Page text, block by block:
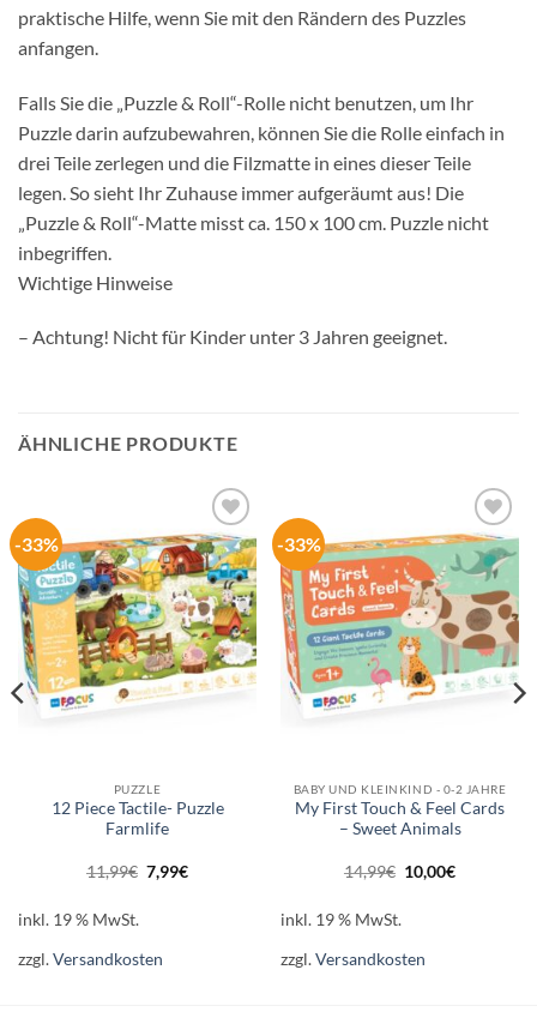
praktische Hilfe, wenn Sie mit den Rändern des Puzzles
anfangen.
Falls Sie die „Puzzle & Roll“-Rolle nicht benutzen, um Ihr
Puzzle darin aufzubewahren, können Sie die Rolle einfach in
drei Teile zerlegen und die Filzmatte in eines dieser Teile
legen. So sieht Ihr Zuhause immer aufgeräumt aus! Die
„Puzzle & Roll“-Matte misst ca. 150 x 100 cm. Puzzle nicht
inbegriffen.
Wichtige Hinweise
– Achtung! Nicht für Kinder unter 3 Jahren geeignet.
ÄHNLICHE PRODUKTE
-33%
Auf die
Wunschliste
PUZZLE
12 Piece Tactile- Puzzle
Farmlife
11,99€ Ursprünglicher
Preis
7,99€Aktueller
inkl. 19 % MwSt.
zzgl.Versandkosten
-33%
Auf die
Wunschliste
BABY UND KLEINKIND - 0-2 JAHRE
My First Touch & Feel Cards
– Sweet Animals
14,99€ Ursprünglicher
Preis
10,00€Aktueller
inkl. 19 % MwSt.
zzgl.Versandkosten